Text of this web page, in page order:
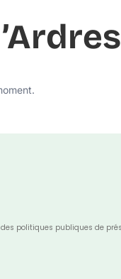
politiques publiques de